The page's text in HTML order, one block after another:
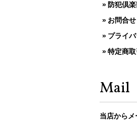
防犯倶
お問合せ
プライ
特定商
Mail
当店から